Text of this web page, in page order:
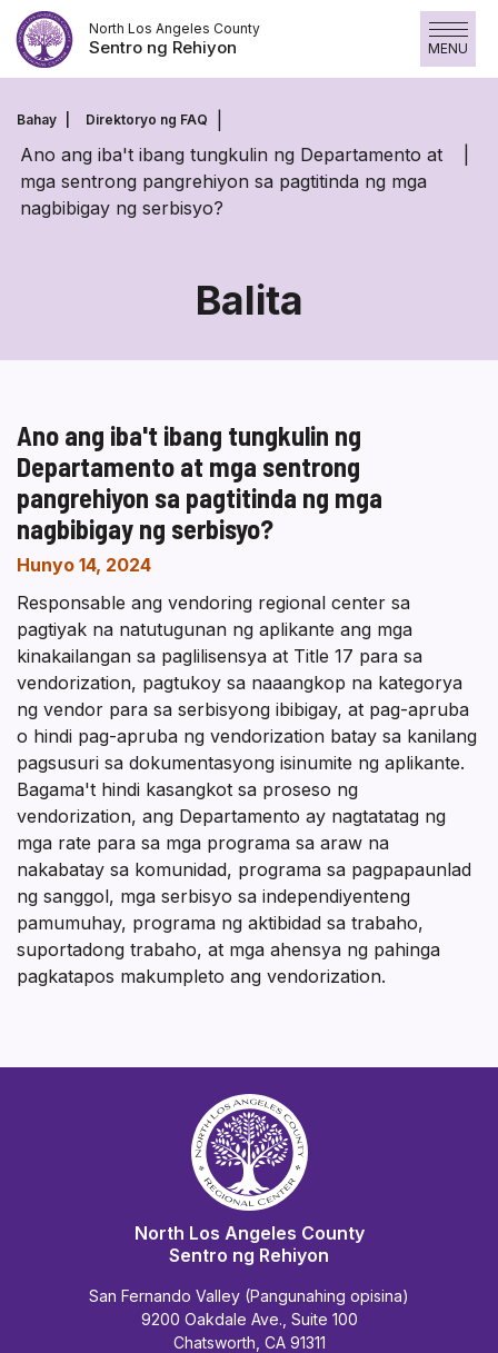
Laktawan
ang
nilalaman
North Los Angeles County
Sentro ng Rehiyon MENU
Bahay Direktoryo ng FAQ
Ano ang iba't ibang tungkulin ng Departamento at
mga sentrong pangrehiyon sa pagtitinda ng mga
nagbibigay ng serbisyo?
Balita
Ano ang iba't ibang tungkulin ng
Departamento at mga sentrong
pangrehiyon sa pagtitinda ng mga
nagbibigay ng serbisyo?
Hunyo 14, 2024
Responsable ang vendoring regional center sa
pagtiyak na natutugunan ng aplikante ang mga
kinakailangan sa paglilisensya at Title 17 para sa
vendorization, pagtukoy sa naaangkop na kategorya
ng vendor para sa serbisyong ibibigay, at pag-apruba
o hindi pag-apruba ng vendorization batay sa kanilang
pagsusuri sa dokumentasyong isinumite ng aplikante.
Bagama't hindi kasangkot sa proseso ng
vendorization, ang Departamento ay nagtatatag ng
mga rate para sa mga programa sa araw na
nakabatay sa komunidad, programa sa pagpapaunlad
ng sanggol, mga serbisyo sa independiyenteng
pamumuhay, programa ng aktibidad sa trabaho,
suportadong trabaho, at mga ahensya ng pahinga
pagkatapos makumpleto ang vendorization.
North Los Angeles County
Sentro ng Rehiyon
San Fernando Valley (Pangunahing opisina)
9200 Oakdale Ave., Suite 100
Chatsworth, CA 91311